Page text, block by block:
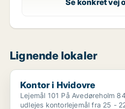
Lignende lokaler
Kontor i Hvidovre
Kontor i Hvidovre
Lejemål 101 På Avedøreholm 84, 2650 Hvidovre
udlejes kontorlejemål fra 25 - 224